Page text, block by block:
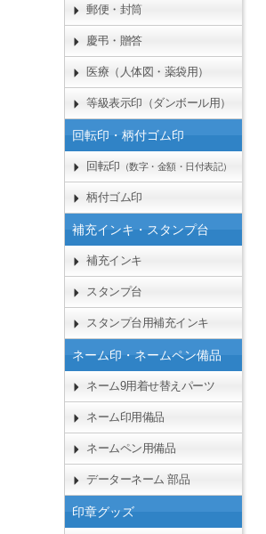
郵便・封筒
慶弔・贈答
医療（人体図・薬袋用）
等級表示印（ダンボール用）
回転印・柄付ゴム印
回転印 （数字・金額・日付表記）
柄付ゴム印
補充インキ・スタンプ台
補充インキ
スタンプ台
スタンプ台用補充インキ
ネーム印・ネームペン備品
ネーム9用着せ替えパーツ
ネーム印用備品
ネームペン用備品
データーネーム 部品
印章グッズ